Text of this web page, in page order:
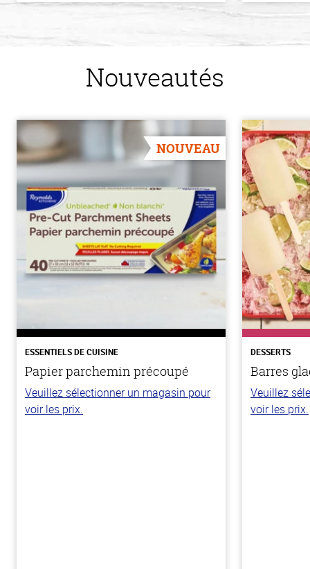
Nouveautés
NOUVEAU
ESSENTIELS DE CUISINE
Papier parchemin précoupé
Veuillez sélectionner un magasin pour
voir les prix.
DESSERTS
Barres
Veuillez
voir les prix.